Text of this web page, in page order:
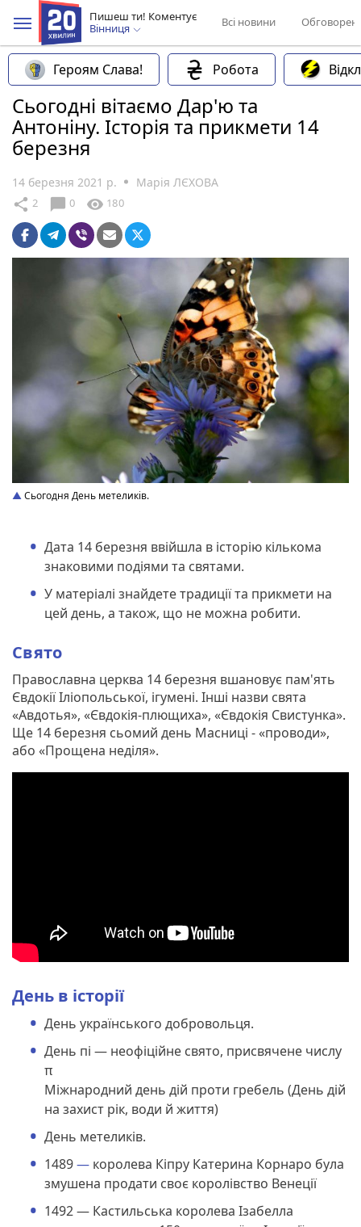
Пишеш ти! Коментує
Вінниця
Всі новини
Героям Слава! Робота
Сьогодні вітаємо Дар'ю та
Антоніну. Історія та прикмети 14
березня
14 березня 2021 р. Марія ЛЄХОВА
share 2 chat_bubble 0 visibility 180
Сьогодня День метеликів.
Дата 14 березня ввійшла в історію кількома
знаковими подіями та святами.
У матеріалі знайдете традиції та прикмети на
цей день, а також, що не можна робити.
Свято
Православна церква 14 березня вшановує пам'ять
Євдокії Іліопольської, ігумені. Інші назви свята
«Авдотья», «Євдокія-плющиха», «Євдокія Свистунка».
Ще 14 березня сьомий день Масниці - «проводи»,
або «Прощена неділя».
День в історії
День українського добровольця.
День пі — неофіційне свято, присвячене числу
π
Міжнародний день дій проти гребель (День дій
на захист рік, води й життя)
День метеликів.
1489— королева Кіпру Катерина Корнаро була
змушена продати своє королівство Венеції
1492 — Кастильська королева Ізабелла